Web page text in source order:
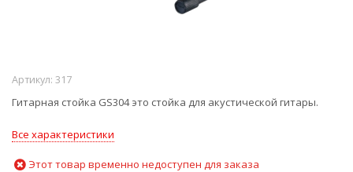
Артикул: 317
Гитарная стойка GS304 это стойка для акустической гитары.
Все характеристики
Этот товар временно недоступен для заказа